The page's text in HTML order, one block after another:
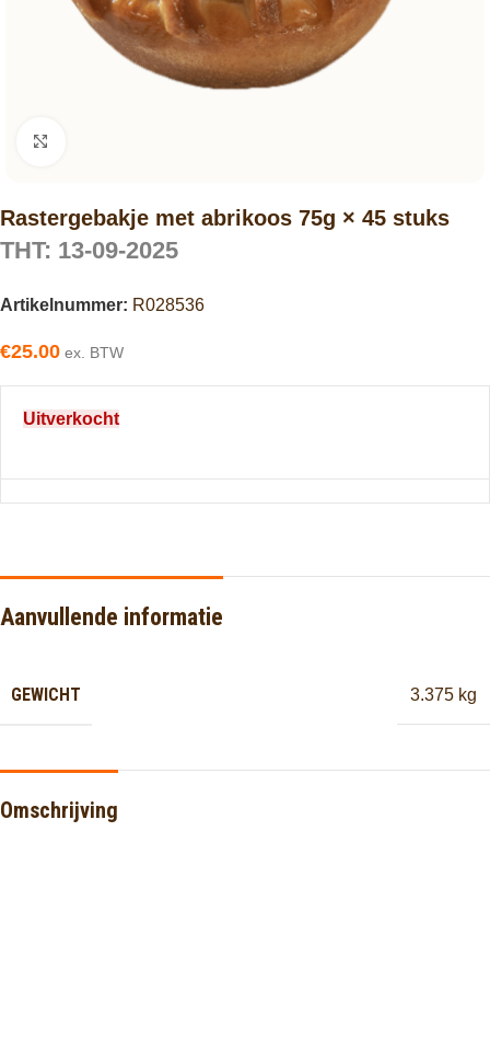
Rastergebakje met abrikoos 75g × 45 stuks
THT: 13-09-2025
Artikelnummer: R028536
€25.00 ex. BTW
Uitverkocht
Aanvullende informatie
GEWICHT 3.375 kg
Omschrijving